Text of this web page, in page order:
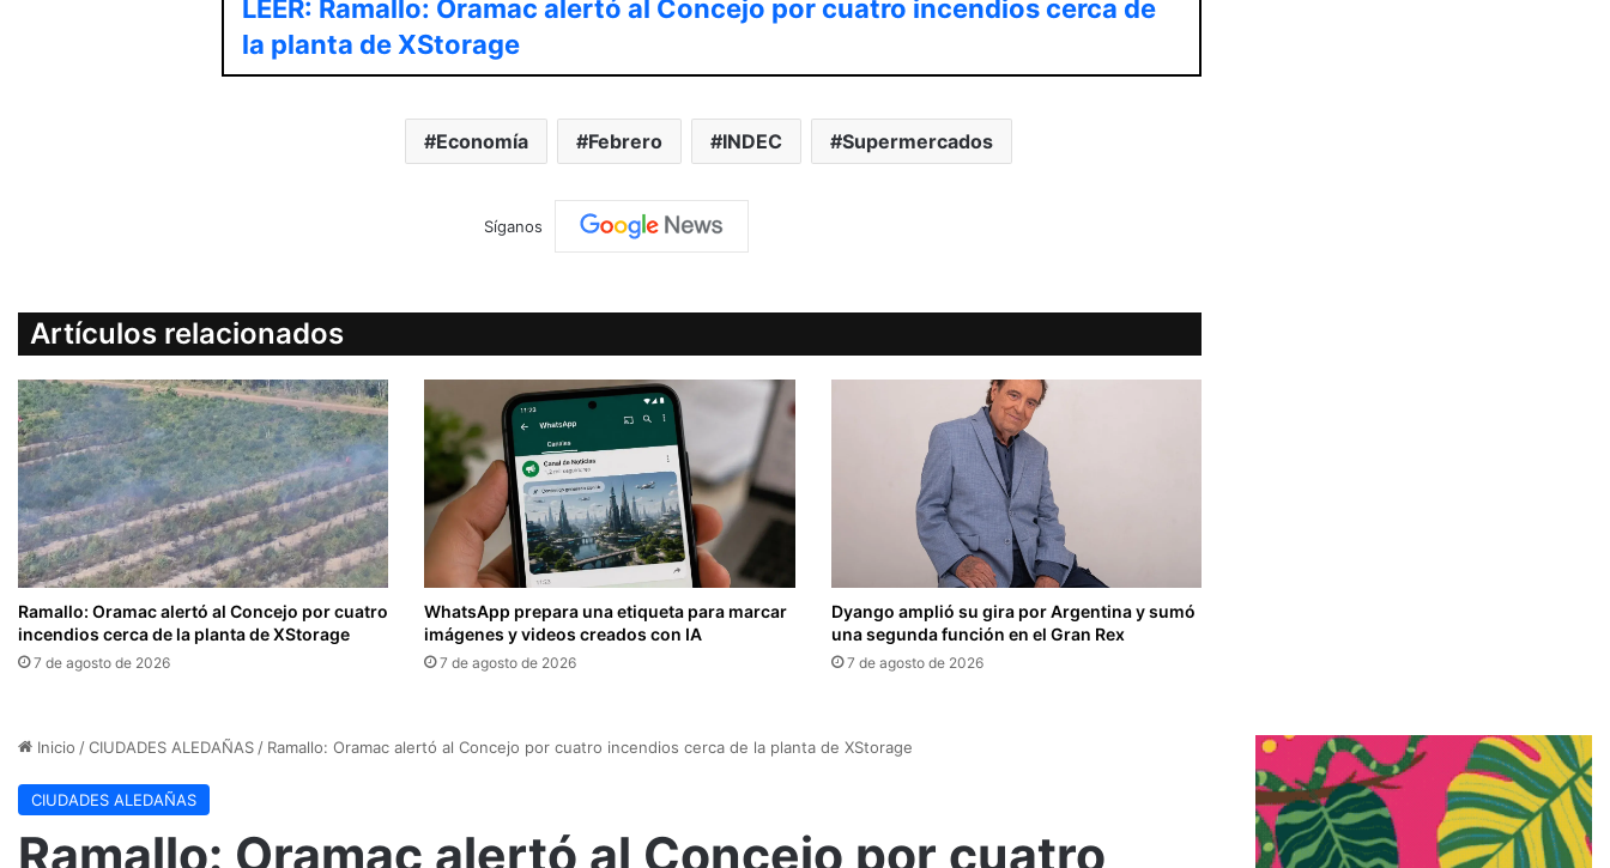
LEER: Ramallo: Oramac alertó al Concejo por cuatro incendios cerca de
la planta de XStorage
Economía Febrero INDEC Supermercados
Síganos
Artículos relacionados
Ramallo: Oramac alertó al Concejo por cuatro
incendios cerca de la planta de XStorage
7 de agosto de 2026
WhatsApp prepara una etiqueta para marcar
imágenes y videos creados con IA
7 de agosto de 2026
Dyango amplió su gira por Argentina y sumó
una segunda función en el Gran Rex
7 de agosto de 2026